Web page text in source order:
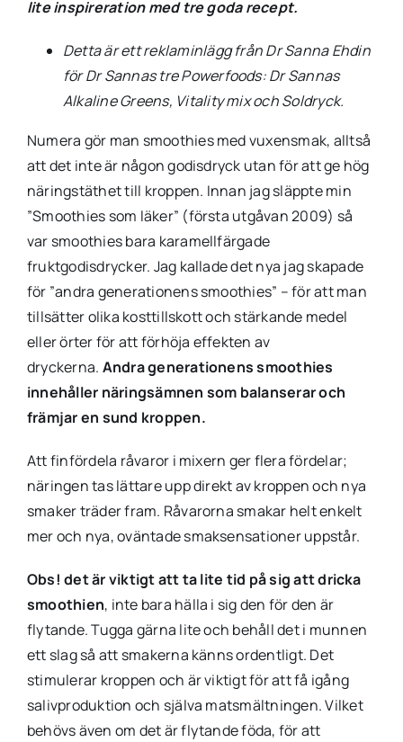
lite inspireration med tre goda recept.
Detta är ett reklaminlägg från Dr Sanna Ehdin
för Dr Sannas tre Powerfoods: Dr Sannas
Alkaline Greens, Vitality mix och Soldryck.
Numera gör man smoothies med vuxensmak, alltså
att det inte är någon godisdryck utan för att ge hög
näringstäthet till kroppen. Innan jag släppte min
”Smoothies som läker” (första utgåvan 2009) så
var smoothies bara karamellfärgade
fruktgodisdrycker. Jag kallade det nya jag skapade
för ”andra generationens smoothies” – för att man
tillsätter olika kosttillskott och stärkande medel
eller örter för att förhöja effekten av
dryckerna. Andra generationens smoothies
innehåller näringsämnen som balanserar och
främjar en sund kroppen.
Att finfördela råvaror i mixern ger flera fördelar;
näringen tas lättare upp direkt av kroppen och nya
smaker träder fram. Råvarorna smakar helt enkelt
mer och nya, oväntade smaksensationer uppstår.
Obs! det är viktigt att ta lite tid på sig att dricka
smoothien, inte bara hälla i sig den för den är
flytande. Tugga gärna lite och behåll det i munnen
ett slag så att smakerna känns ordentligt. Det
stimulerar kroppen och är viktigt för att få igång
salivproduktion och själva matsmältningen. Vilket
behövs även om det är flytande föda, för att